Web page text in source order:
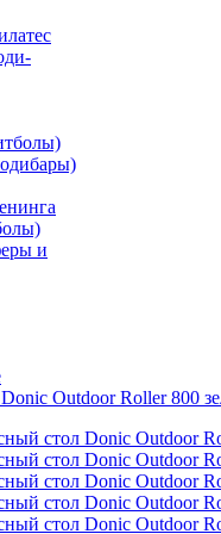
и
Outdoor Roller 800